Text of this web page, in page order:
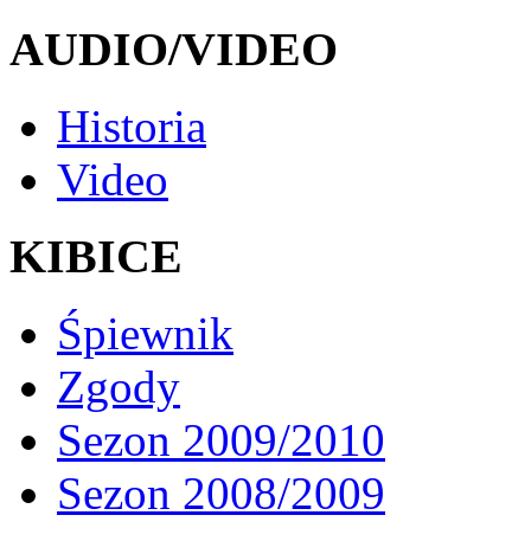
AUDIO/VIDEO
Historia
Video
KIBICE
Śpiewnik
Zgody
Sezon 2009/2010
Sezon 2008/2009